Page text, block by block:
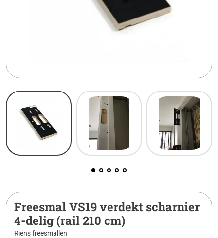
Freesmal VS19 verdekt scharnier
4-delig (rail 210 cm)
Riens freesmallen